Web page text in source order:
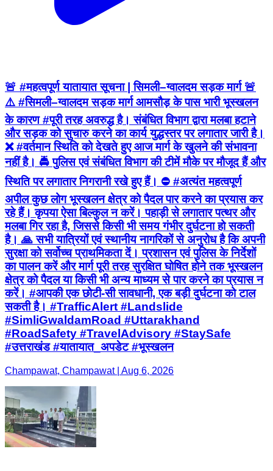
🚨 #महत्वपूर्ण यातायात सूचना | सिमली–ग्वालदम सड़क मार्ग 🚨
⚠️ #सिमली–ग्वालदम सड़क मार्ग आमसौड़ के पास भारी भूस्खलन
के कारण #पूरी तरह अवरुद्ध है। संबंधित विभाग द्वारा मलबा हटाने
और सड़क को सुचारु करने का कार्य युद्धस्तर पर लगातार जारी है।
❌ #वर्तमान स्थिति को देखते हुए आज मार्ग के खुलने की संभावना
नहीं है। 🚔 पुलिस एवं संबंधित विभाग की टीमें मौके पर मौजूद हैं और
स्थिति पर लगातार निगरानी रखे हुए हैं। ⛔ #अत्यंत महत्वपूर्ण
अपील कुछ लोग भूस्खलन क्षेत्र को पैदल पार करने का प्रयास कर
रहे हैं। कृपया ऐसा बिल्कुल न करें। पहाड़ी से लगातार पत्थर और
मलबा गिर रहा है, जिससे किसी भी समय गंभीर दुर्घटना हो सकती
है। 🙏 सभी यात्रियों एवं स्थानीय नागरिकों से अनुरोध है कि अपनी
सुरक्षा को सर्वोच्च प्राथमिकता दें। प्रशासन एवं पुलिस के निर्देशों
का पालन करें और मार्ग पूरी तरह सुरक्षित घोषित होने तक भूस्खलन
क्षेत्र को पैदल या किसी भी अन्य माध्यम से पार करने का प्रयास न
करें। #आपकी एक छोटी-सी सावधानी, एक बड़ी दुर्घटना को टाल
सकती है। #TrafficAlert #Landslide
#SimliGwaldamRoad #Uttarakhand
#RoadSafety #TravelAdvisory #StaySafe
#उत्तराखंड #यातायात_अपडेट #भूस्खलन
Champawat, Champawat | Aug 6, 2026